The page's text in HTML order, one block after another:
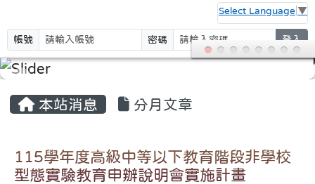
Select Language ▼
帳號 密碼 登入
本站消息 分月文章
115學年度高級中等以下教育階段非學校
型態實驗教育申辦說明會實施計畫